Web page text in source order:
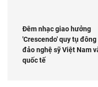
Đêm nhạc giao hưởng
'Crescendo' quy tụ đông
đảo nghệ sỹ Việt Nam
quốc tế